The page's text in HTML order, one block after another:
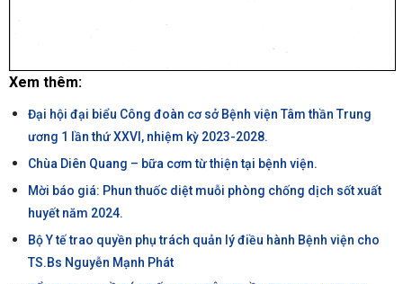
Xem thêm:
Đại hội đại biểu Công đoàn cơ sở Bệnh viện Tâm thần Trung
ương 1 lần thứ XXVI, nhiệm kỳ 2023-2028.
Chùa Diên Quang – bữa cơm từ thiện tại bệnh viện.
Mời báo giá: Phun thuốc diệt muỗi phòng chống dịch sốt xuất
huyết năm 2024.
Bộ Y tế trao quyền phụ trách quản lý điều hành Bệnh viện cho
TS.Bs Nguyễn Mạnh Phát